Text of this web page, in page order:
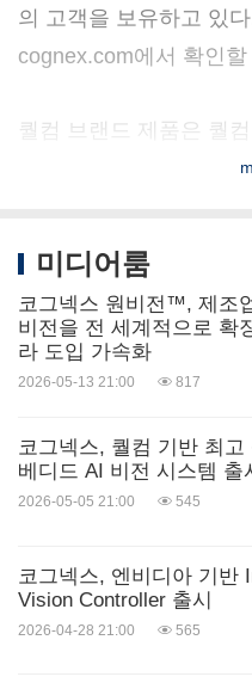
의 고객을 보유하고 있
cognex.com에서 확인
퀄컴 브랜드 제품은 퀄
Technologies, Inc.)의 제
리즈 브래들리(Liz
코그넥스 코퍼레이션
pr@cognex.com
그리어 아비브(Greer
코그넥스 코퍼레이션
사진 -
https://
미디어룸
코그넥스 원비전™, 제조
비전을 전 세계적으로 확
라 도입 가속화
2026-05-13 21:00 817
코그넥스, 퀄컴 기반 최고
베디드 AI 비전 시스템 출
2026-05-05 21:00 545
코그넥스, 엔비디아 기반
Vision Controller 출시
2026-04-28 21:00 565